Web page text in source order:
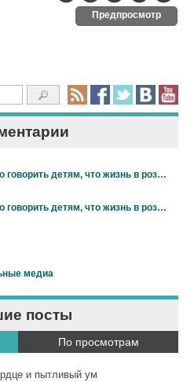
что жизнь в розовых очках-это иллюзии»
что жизнь в розовых очках-это иллюзии»
медиа
посты
По просмотрам
и пытливый ум
Предпросмотр